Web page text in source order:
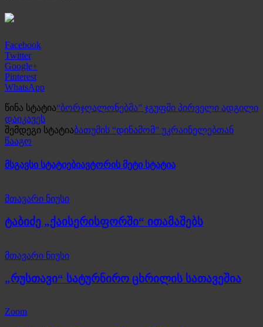
Facebook
Twitter
Google+
Pinterest
WhatsApp
წინა სტატია“ბორჯღალონებმა” ჯგუფში პირველი ადგილი
დაიკავეს
შემდეგი სტატიაბათუმის “დინამომ” უკრაინელებთან
წააგო
მსგავსი სტატიებიავტორის მეტი სტატია
მთავარი ნიუსი
ტაბიძე „ქაისერისფორში“ ითამაშებს
მთავარი ნიუსი
„რუსთავი“ სატურნირო ცხრილის სათავეშია
Zoom